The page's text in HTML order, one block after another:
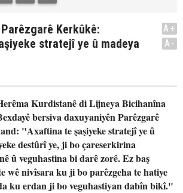
Kerkûkê:
stratejî ye û madeya
A+
A-
Kurdistanê di Lijneya Bicihanîna
bersiva daxuyaniyên Parêzgarê
"Axaftina te şaşiyeke stratejî ye û
destûrî ye, ji bo çareserkirina
û veguhastina bi darê zorê. Ez baş
wê nivîsara ku ji bo parêzgeha te hatiye
ku erdan ji bo veguhastiyan dabîn bikî."